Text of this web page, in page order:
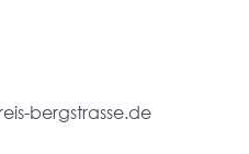
bergstrasse.de